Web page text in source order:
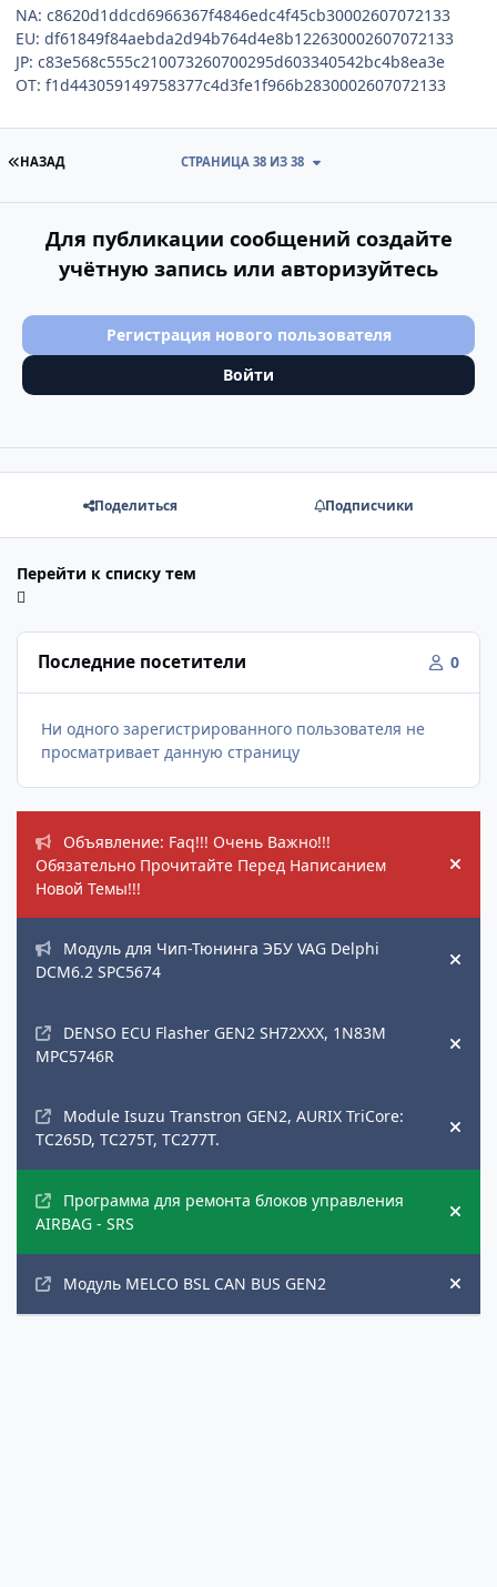
NA: c8620d1ddcd6966367f4846edc4f45cb30002607072133
EU: df61849f84aebda2d94b764d4e8b122630002607072133
JP: c83e568c555c210073260700295d603340542bc4b8ea3e
OT: f1d443059149758377c4d3fe1f966b2830002607072133
ПЕРВАЯ СТРАНИЦА
НАЗАД СТРАНИЦА 38 ИЗ 38
Для публикации сообщений создайте
учётную запись или авторизуйтесь
Регистрация нового пользователя
Войти
Поделиться Подписчики
Перейти к списку тем
Последние посетители 0
Ни одного зарегистрированного пользователя не
просматривает данную страницу
Объявление: Faq!!! Очень Важно!!!
Обязательно Прочитайте Перед Написанием
Новой Темы!!!
Hide
Модуль для Чип-Тюнинга ЭБУ VAG Delphi
DCM6.2 SPC5674
Hide
DENSO ECU Flasher GEN2 SH72XXX, 1N83M
MPC5746R
Hide
Module Isuzu Transtron GEN2, AURIX TriCore:
TC265D, TC275T, TC277T.
Hide
Программа для ремонта блоков управления
AIRBAG - SRS
Hide
Модуль MELCO BSL CAN BUS GEN2 Hide